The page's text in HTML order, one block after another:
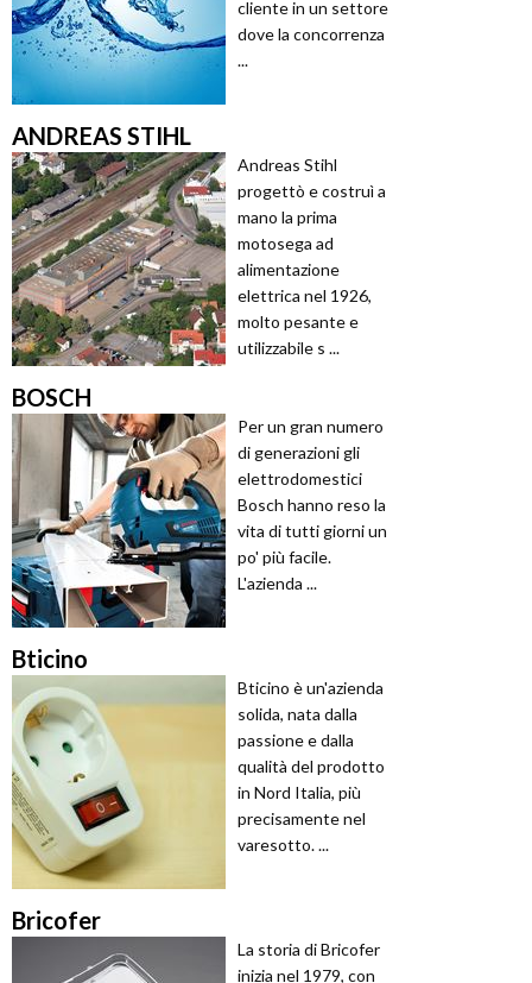
cliente in un settore
dove la concorrenza
...
ANDREAS STIHL
Andreas Stihl
progettò e costruì a
mano la prima
motosega ad
alimentazione
elettrica nel 1926,
molto pesante e
utilizzabile s ...
BOSCH
Per un gran numero
di generazioni gli
elettrodomestici
Bosch hanno reso la
vita di tutti giorni un
po' più facile.
L'azienda ...
Bticino
Bticino è un'azienda
solida, nata dalla
passione e dalla
qualità del prodotto
in Nord Italia, più
precisamente nel
varesotto. ...
Bricofer
La storia di Bricofer
inizia nel 1979, con